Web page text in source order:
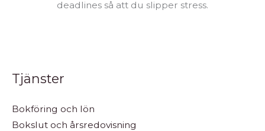
deadlines så att du slipper stress.
Tjänster
Bokföring och lön
Bokslut och årsredovisning